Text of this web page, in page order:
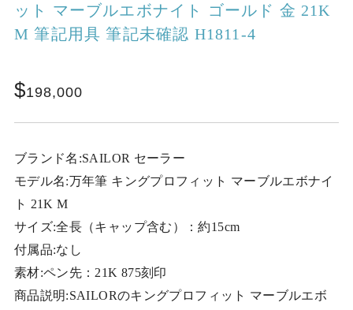
ット マーブルエボナイト ゴールド 金 21K
M 筆記用具 筆記未確認 H1811-4
198,000
ブランド名:SAILOR セーラー
モデル名:万年筆 キングプロフィット マーブルエボナイ
ト 21K M
サイズ:全長（キャップ含む）：約15cm
付属品:なし
素材:ペン先：21K 875刻印
商品説明:SAILORのキングプロフィット マーブルエボ